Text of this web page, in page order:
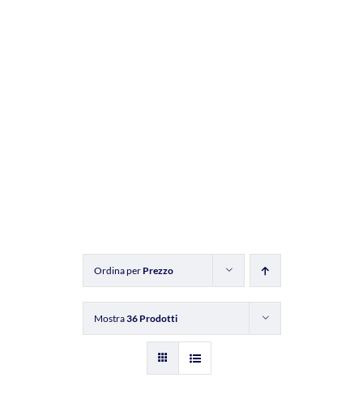
Ordina per Prezzo
Mostra36 Prodotti